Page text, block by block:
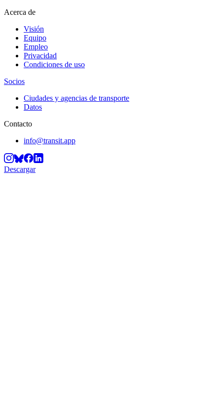
Acerca de
Visión
Equipo
Empleo
Privacidad
Condiciones de uso
Socios
Ciudades y agencias de transporte
Datos
Contacto
info@transit.app
Descargar